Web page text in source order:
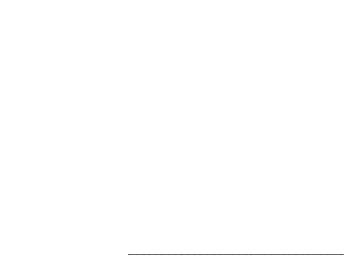
__________________________________